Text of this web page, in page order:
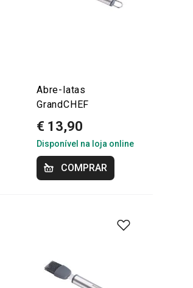
Abre-latas
GrandCHEF
€ 13,90
Disponível na loja online
COMPRAR